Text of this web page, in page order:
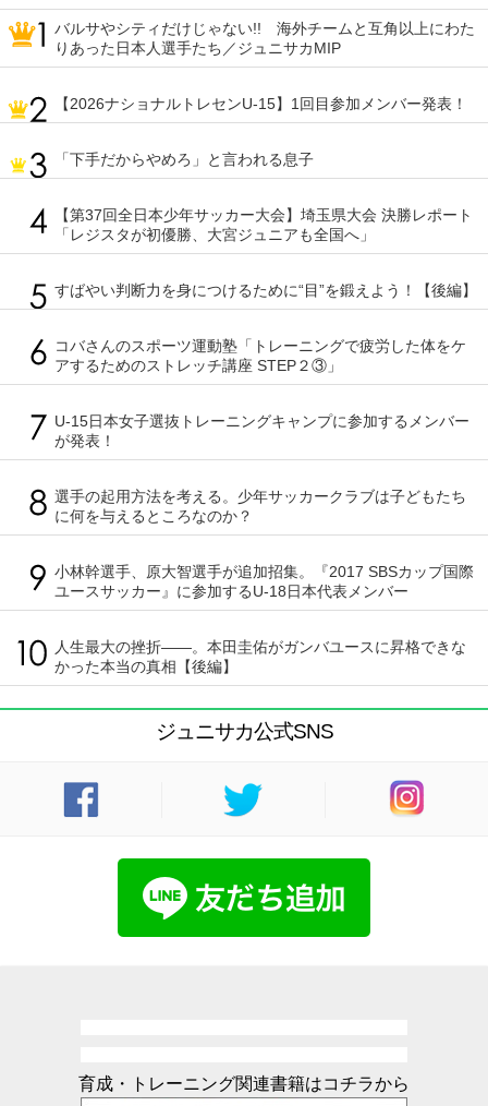
バルサやシティだけじゃない!! 海外チームと互角以上にわた
りあった日本人選手たち／ジュニサカMIP
【2026ナショナルトレセンU-15】1回目参加メンバー発表！
「下手だからやめろ」と言われる息子
【第37回全日本少年サッカー大会】埼玉県大会 決勝レポート
「レジスタが初優勝、大宮ジュニアも全国へ」
すばやい判断力を身につけるために“目”を鍛えよう！【後編】
コバさんのスポーツ運動塾「トレーニングで疲労した体をケ
アするためのストレッチ講座 STEP２③」
U-15日本女子選抜トレーニングキャンプに参加するメンバー
が発表！
選手の起用方法を考える。少年サッカークラブは子どもたち
に何を与えるところなのか？
小林幹選手、原大智選手が追加招集。『2017 SBSカップ国際
ユースサッカー』に参加するU-18日本代表メンバー
人生最大の挫折――。本田圭佑がガンバユースに昇格できな
かった本当の真相【後編】
ジュニサカ公式SNS
育成・トレーニング関連書籍はコチラから